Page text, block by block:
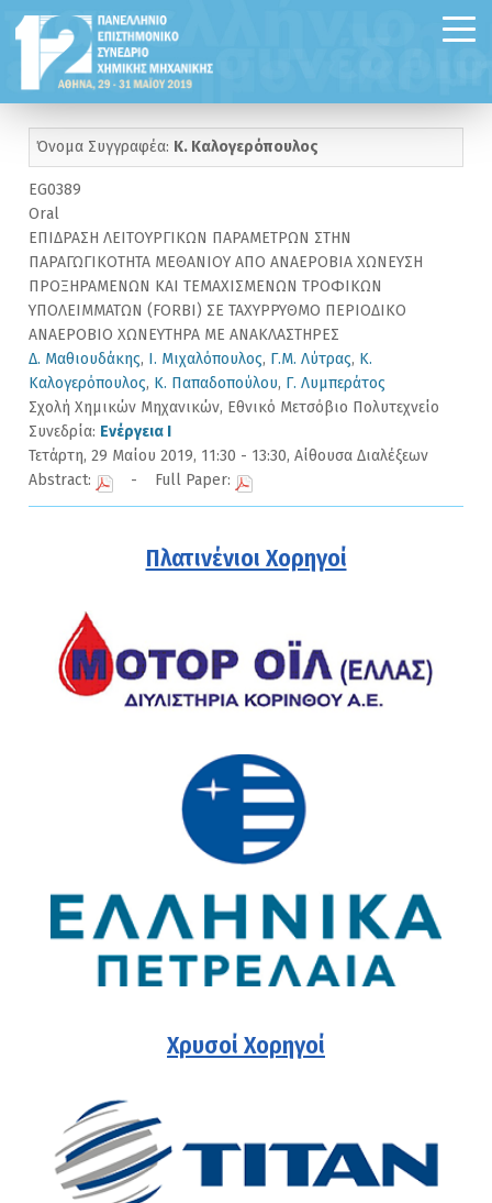
Όνομα Συγγραφέα: Κ. Καλογερόπουλος
EG0389
Oral
ΕΠΙΔΡΑΣΗ ΛΕΙΤΟΥΡΓΙΚΩΝ ΠΑΡΑΜΕΤΡΩΝ ΣΤΗΝ
ΠΑΡΑΓΩΓΙΚΟΤΗΤΑ ΜΕΘΑΝΙΟΥ ΑΠΟ ΑΝΑΕΡΟΒΙΑ ΧΩΝΕΥΣΗ
ΠΡΟΞΗΡΑΜΕΝΩΝ ΚΑΙ ΤΕΜΑΧΙΣΜΕΝΩΝ ΤΡΟΦΙΚΩΝ
ΥΠΟΛΕΙΜΜΑΤΩΝ (FORBI) ΣΕ ΤΑΧΥΡΡΥΘΜΟ ΠΕΡΙΟΔΙΚΟ
ΑΝΑΕΡΟΒΙΟ ΧΩΝΕΥΤΗΡΑ ΜΕ ΑΝΑΚΛΑΣΤΗΡΕΣ
Δ. Μαθιουδάκης, Ι. Μιχαλόπουλος, Γ.Μ. Λύτρας, Κ.
Καλογερόπουλος, Κ. Παπαδοπούλου, Γ. Λυμπεράτος
Σχολή Χημικών Μηχανικών, Εθνικό Μετσόβιο Πολυτεχνείο
Συνεδρία: Ενέργεια I
Τετάρτη, 29 Μαίου 2019, 11:30 - 13:30, Αίθουσα Διαλέξεων
Abstract:
- Full Paper:
Πλατινένιοι Χορηγοί
Χρυσοί Χορηγοί